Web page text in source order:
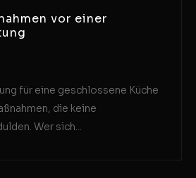
vor einer
für eine geschlossene Küche
die keine
Wer sich...